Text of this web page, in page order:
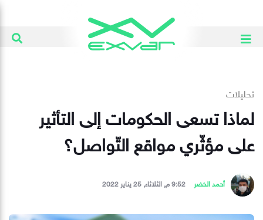
تحليلات
لماذا تسعى الحكومات إلى التأثير
على مؤثّري مواقع التّواصل؟ ‏
أحمد الخضر 9:52 م, الثلاثاء, 25 يناير 2022